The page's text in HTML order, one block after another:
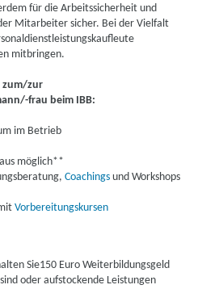
für die Arbeitssicherheit und
Mitarbeiter sicher. Bei der Vielfalt
mitbringen.
zum/zur
frau beim IBB:
im Betrieb
möglich**
Coachingsund Workshops
Vorbereitungskursen
Sie150 Euro Weiterbildungsgeld
oder aufstockende Leistungen